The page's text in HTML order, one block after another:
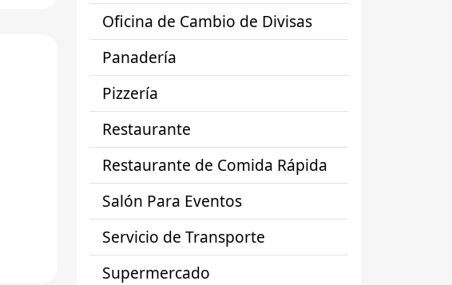
Oficina de Cambio de Divisas
Panadería
Pizzería
Restaurante
Restaurante de Comida Rápida
Salón Para Eventos
Servicio de Transporte
Supermercado